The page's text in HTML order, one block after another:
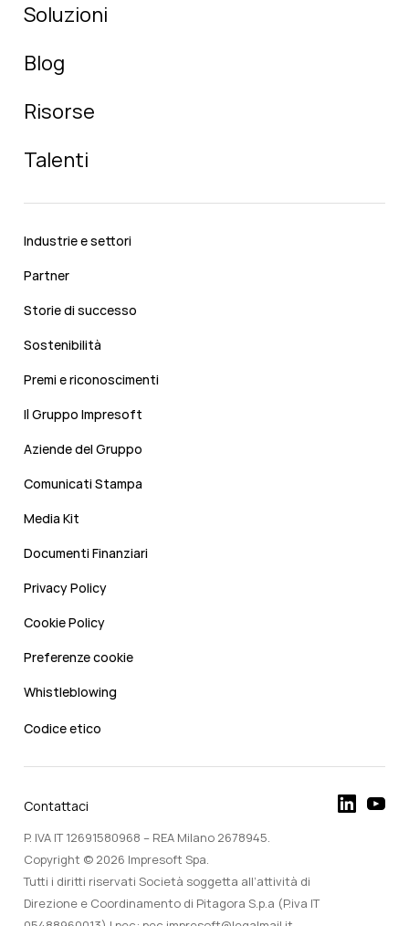
Soluzioni
Blog
Risorse
Talenti
Industrie e settori
Partner
Storie di successo
Sostenibilità
Premi e riconoscimenti
Il Gruppo Impresoft
Aziende del Gruppo
Comunicati Stampa
Media Kit
Documenti Finanziari
Privacy Policy
Cookie Policy
Preferenze cookie
Whistleblowing
Codice etico
Contattaci
P. IVA IT 12691580968 – REA Milano 2678945.
Copyright © 2026 Impresoft Spa.
Tutti i diritti riservati Società soggetta all’attività di
Direzione e Coordinamento di Pitagora S.p.a (P.iva IT